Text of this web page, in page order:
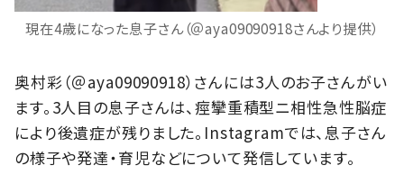
現在4歳になった息子さん（＠aya09090918さんより提供）
奥村彩（＠aya09090918）さんには3人のお子さんがい
ます。3人目の息子さんは、痙攣重積型ニ相性急性脳症
により後遺症が残りました。Instagramでは、息子さん
の様子や発達・育児などについて発信しています。